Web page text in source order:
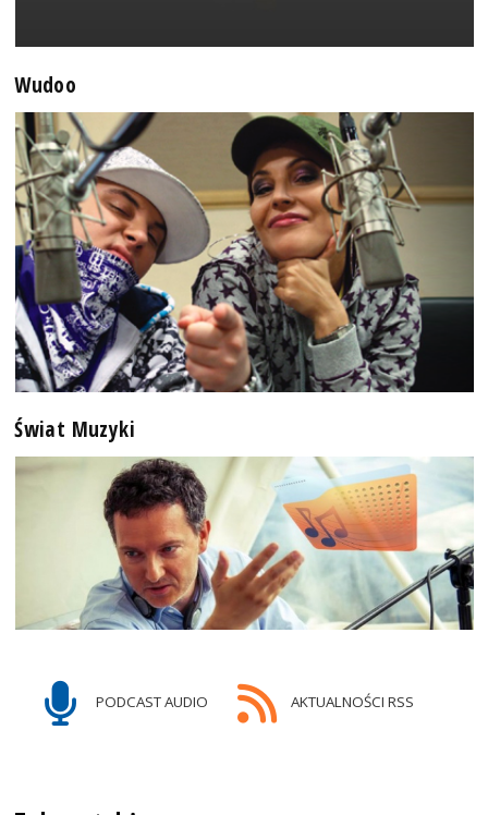
Wudoo
Świat Muzyki
PODCAST AUDIO AKTUALNOŚCI RSS